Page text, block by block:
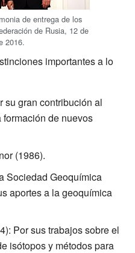
de entrega de los
de Rusia, 12 de
2016.
importantes a lo
su gran contribución al
de nuevos
(1986).
Sociedad Geoquímica
aportes a la geoquímica
Por sus trabajos sobre el
isótopos y métodos para